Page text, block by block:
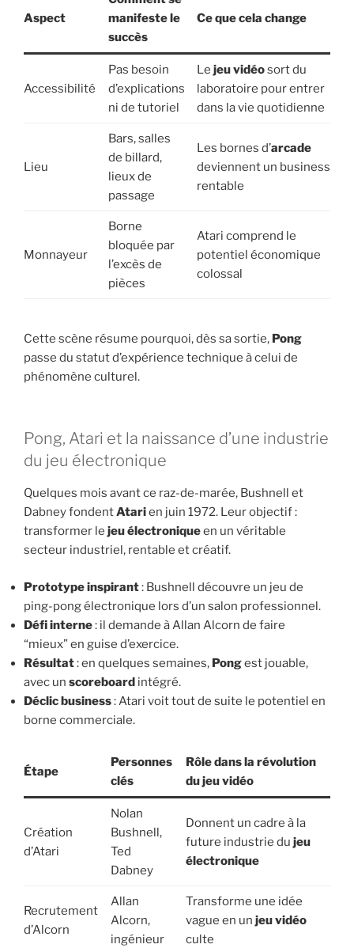
Aspect
manifeste le
succès
Ce que cela change
Accessibilité
Pas besoin
d’explications
ni de tutoriel
Le jeu vidéosort du
laboratoire pour entrer
dans la vie quotidienne
Lieu
Bars, salles
de billard,
lieux de
passage
Les bornes d’arcade
deviennent un business
rentable
Monnayeur
Borne
bloquée par
l’excès de
pièces
Atari comprend le
potentiel économique
colossal
Cette scène résume pourquoi, dès sa sortie, Pong
passe du statut d’expérience technique à celui de
phénomène culturel.
Pong, Atari et la naissance d’une industrie
du jeu électronique
Quelques mois avant ce raz-de-marée, Bushnell et
Dabney fondentAtarien juin 1972. Leur objectif :
transformer le jeu électroniqueen un véritable
secteur industriel, rentable et créatif.
Prototype inspirant: Bushnell découvre un jeu de
ping-pong électronique lors d’un salon professionnel.
Défi interne: il demande à Allan Alcorn de faire
“mieux” en guise d’exercice.
Résultat: en quelques semaines, Pongest jouable,
avec un scoreboard intégré.
Déclic business: Atari voit tout de suite le potentiel en
borne commerciale.
Étape
Personnes
clés
Rôle dans la révolution
du jeu vidéo
Création
d’Atari
Nolan
Bushnell,
Ted
Dabney
Donnent un cadre à la
future industrie du jeu
électronique
Recrutement
d’Alcorn
Allan
Alcorn,
ingénieur
Transforme une idée
vague en un jeu vidéo
culte